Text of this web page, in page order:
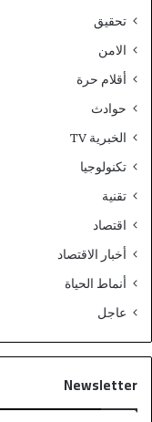
تحقيق
الامن
أقلام حرة
حوادث
الخبرية TV
تكنولوجيا
تقنية
اقتصاد
أخبار الاقتصاد
أنماط الحياة
عاجل
Newsletter